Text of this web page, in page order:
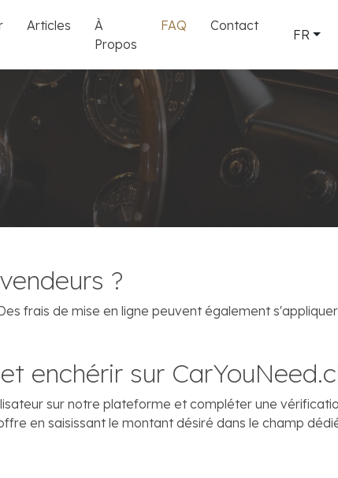
Articles
À
Propos
FAQ Contact
FR
?
frais de mise en ligne peuvent également
enchérir sur
sur notre plateforme et compléter une
en saisissant le montant désiré dans le champ